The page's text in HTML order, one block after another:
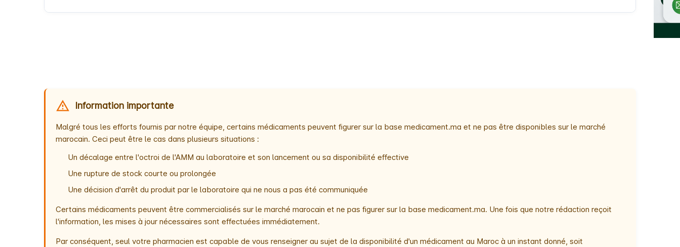
Information importante
Malgré tous les efforts fournis par notre équipe, certains médicaments peuvent figurer sur la base medicament.ma et ne pas être disponibles sur le marché
marocain. Ceci peut être le cas dans plusieurs situations :
Un décalage entre l'octroi de l'AMM au laboratoire et son lancement ou sa disponibilité effective
Une rupture de stock courte ou prolongée
Une décision d'arrêt du produit par le laboratoire qui ne nous a pas été communiquée
Certains médicaments peuvent être commercialisés sur le marché marocain et ne pas figurer sur la base medicament.ma. Une fois que notre rédaction reçoit
l'information, les mises à jour nécessaires sont effectuées immédiatement.
Par conséquent, seul votre pharmacien est capable de vous renseigner au sujet de la disponibilité d'un médicament au Maroc à un instant donné, soit